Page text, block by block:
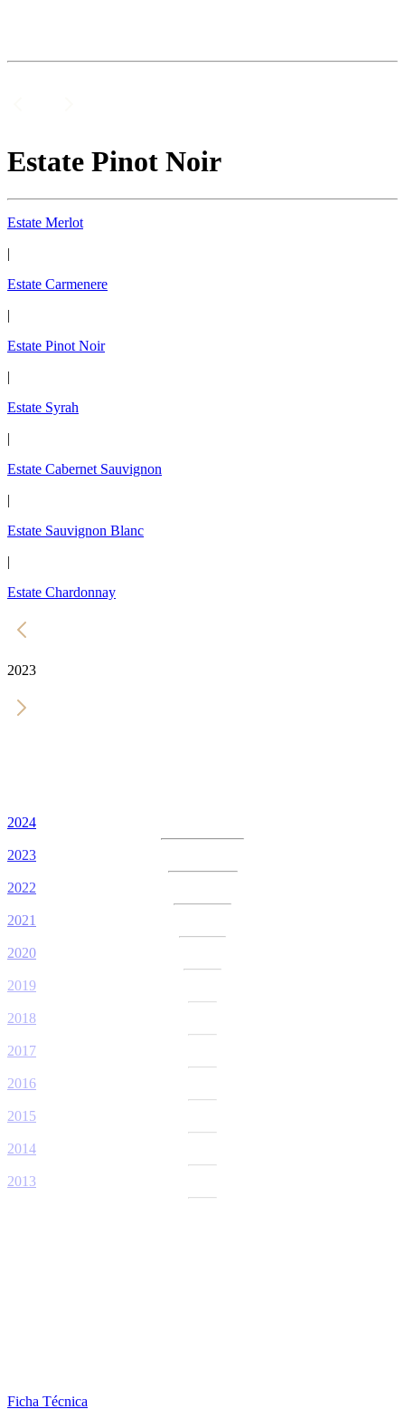
Estate Pinot Noir
Estate Merlot
|
Estate Carmenere
|
Estate Pinot Noir
|
Estate Syrah
|
Estate Cabernet Sauvignon
|
Estate Sauvignon Blanc
|
Estate Chardonnay
2023
2024
2023
2022
2021
2020
2019
2018
2017
2016
2015
2014
2013
Ficha Técnica